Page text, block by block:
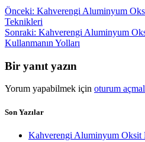
Yazı
gezinmesi
Önceki: Önceki
yazı:
Kahverengi Aluminyum
Teknikleri
Sonraki: Sonraki
yazı:
Kahverengi Aluminyum
Kullanmanın Yolları
Bir yanıt yazın
Yorum yapabilmek için oturum
Son Yazılar
Kahverengi Aluminyum Oksit